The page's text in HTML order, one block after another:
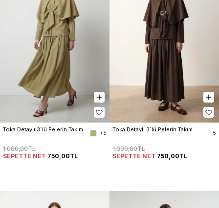
Toka Detaylı 3`lü Pelerin Takım
+5
1.000,00TL
SEPETTE NET 750,00TL
Toka Detaylı 3`lü Pelerin Takım
+5
1.000,00TL
SEPETTE NET 750,00TL